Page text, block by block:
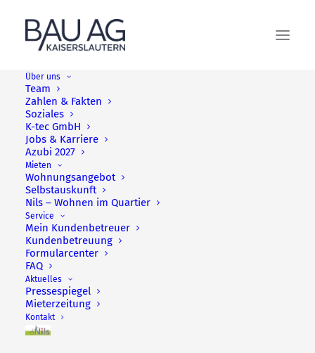
Über uns
Team
Zahlen & Fakten
Soziales
K-tec GmbH
Jobs & Karriere
Azubi 2027
Mieten
Wohnungsangebot
Selbstauskunft
Nils – Wohnen im Quartier
Service
Mein Kundenbetreuer
Kundenbetreuung
Formularcenter
FAQ
Aktuelles
Pressespiegel
Mieterzeitung
Kontakt
Kaffeetreff mit Spielenachmittag